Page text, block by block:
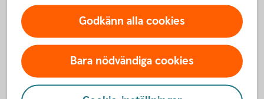
Godkänn alla cookies
Bara nödvändiga cookies